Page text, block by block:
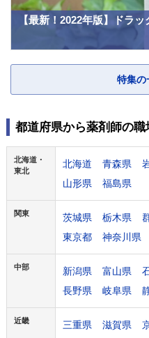
【最新！2022年版】ドラ
特集の
都道府県から薬剤師の職
北海道・
東北
北海道 青森県
山形県
福島県
関東 茨城県 栃木県
東京都
神奈川県
中部 新潟県 富山県
長野県
岐阜県
近畿 三重県 滋賀県